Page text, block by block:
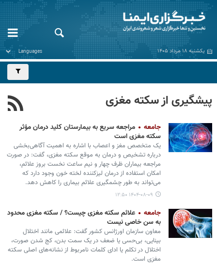
یکشنبه ۱۸ مرداد ۱۴۰۵
پیشگیری از سکته مغزی
جامعه
مراجعه سریع به بیمارستان کلید درمان مؤثر
سکته مغزی است
یک متخصص مغز و اعصاب با اشاره به اهمیت آگاهی‌بخشی
درباره تشخیص و درمان به موقع سکته مغزی، گفت: در صورت
مراجعه بیماران ظرف چهار و نیم ساعت نخست بروز علائم،
امکان استفاده از درمان لیزکننده لخته خون وجود دارد که
می‌تواند به طور چشمگیری علائم بیماری را کاهش دهد.
۱۴۰۴-۰۸-۰۹ ۱۲:۵۰
جامعه
علائم سکته مغزی چیست؟ / سکته مغزی محدود
به سن خاصی نیست
معاون سازمان اورژانس کشور گفت: علائمی مانند اختلال
بینایی، بی‌حسی یا ضعف در یک سمت بدن، کج شدن صورت،
اختلال در تکلم یا ادای کلمات نامربوط از نشانه‌های اصلی سکته
مغزی است.